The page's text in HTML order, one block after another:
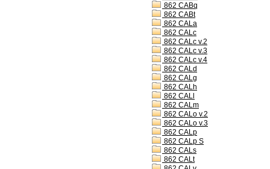
862 CABq
862 CABt
862 CALa
862 CALc
862 CALc v.2
862 CALc v.3
862 CALc v.4
862 CALd
862 CALg
862 CALh
862 CALl
862 CALm
862 CALo v.2
862 CALo v.3
862 CALp
862 CALp S
862 CALs
862 CALt